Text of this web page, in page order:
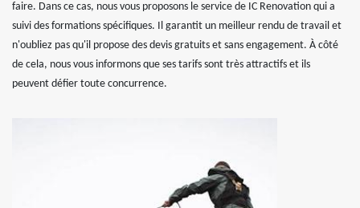
faire. Dans ce cas, nous vous proposons le service de IC Renovation qui a
suivi des formations spécifiques. Il garantit un meilleur rendu de travail et
n'oubliez pas qu'il propose des devis gratuits et sans engagement. À côté
de cela, nous vous informons que ses tarifs sont très attractifs et ils
peuvent défier toute concurrence.